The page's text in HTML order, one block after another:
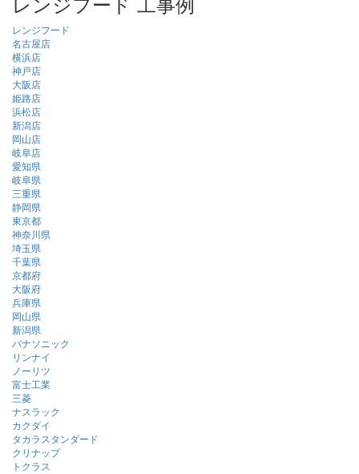
レンジフード
名古屋店
横浜店
神戸店
大阪店
姫路店
浜松店
新潟店
岡山店
岐阜店
愛知県
岐阜県
三重県
静岡県
東京都
神奈川県
埼玉県
千葉県
京都府
大阪府
兵庫県
岡山県
新潟県
パナソニック
リンナイ
ノーリツ
富士工業
三菱
ナスラック
カクダイ
タカラスタンダード
クリナップ
トクラス